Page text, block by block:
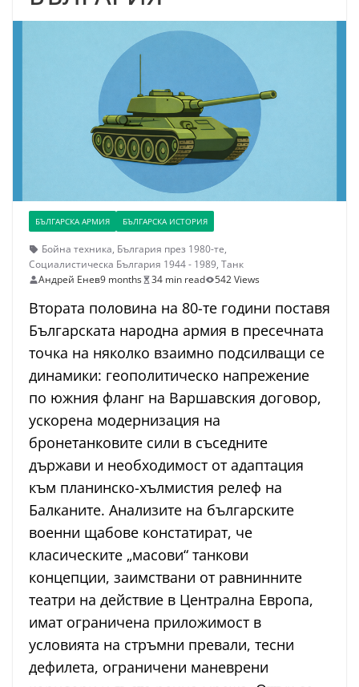
БЪЛГАРСКА АРМИЯ БЪЛГАРСКА ИСТОРИЯ
Бойна техника, България през 1980-те,
Социалистическа България 1944 - 1989, Танк
Андрей Енев9 months 34 min read 542 Views
Втората половина на 80-те години поставя
Българската народна армия в пресечната
точка на няколко взаимно подсилващи се
динамики: геополитическо напрежение
по южния фланг на Варшавския договор,
ускорена модернизация на
бронетанковите сили в съседните
държави и необходимост от адаптация
към планинско-хълмистия релеф на
Балканите. Анализите на българските
военни щабове констатират, че
класическите „масови“ танкови
концепции, заимствани от равнинните
театри на действие в Централна Европа,
имат ограничена приложимост в
условията на стръмни превали, тесни
дефилета, ограничени маневрени